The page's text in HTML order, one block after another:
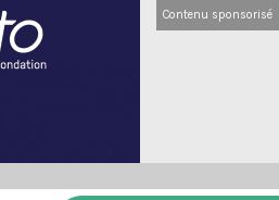
Contenu sponsorisé